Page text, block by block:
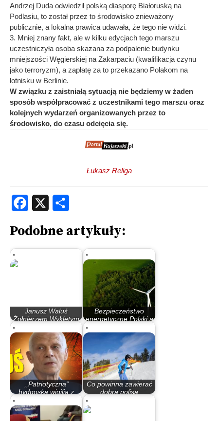
Andrzej Duda odwiedził polską diasporę Białoruską na
Podlasiu, to został przez to środowisko znieważony
publicznie, a lokalna prawica udawała, że tego nie widzi.
3. Mniej znany fakt, ale w kilku edycjach tego marszu
uczestniczyła osoba skazana za podpalenie budynku
mniejszości Węgierskiej na Zakarpaciu (kwalifikacja czynu
jako terroryzm), a zapłatę za to przekazano Polakom na
lotnisku w Berlinie.
W związku z zaistniałą sytuacją nie będziemy w żaden
sposób współpracować z uczestnikami tego marszu oraz
kolejnych wydarzeń organizowanych przez to
środowisko, do czasu odcięcia się.
Łukasz Religa
Facebook
Podobne artykuły:
Janusz Waluś
Żołnierzem Wyklętym
Bezpieczeństwo
energetyczne Polski a
,,Patriotyczna”
bydgoska wigilia z
Co powinna zawierać
dobra polisa